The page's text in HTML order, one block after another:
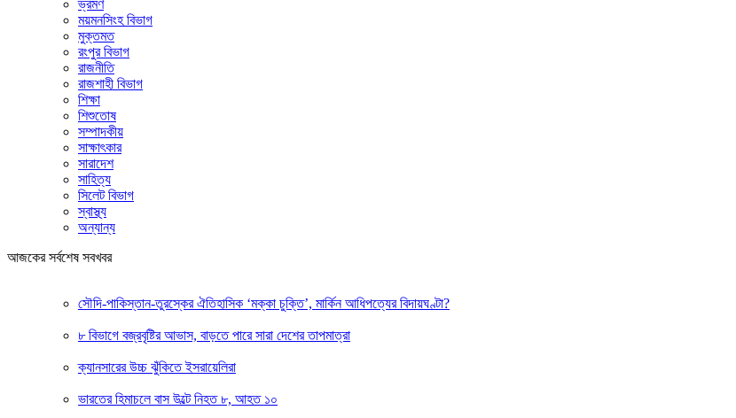
ভ্রমণ
ময়মনসিংহ বিভাগ
মুক্তমত
রংপুর বিভাগ
রাজনীতি
রাজশাহী বিভাগ
শিক্ষা
শিশুতোষ
সম্পাদকীয়
সাক্ষাৎকার
সারাদেশ
সাহিত্য
সিলেট বিভাগ
স্বাস্থ্য
অন্যান্য
আজকের সর্বশেষ সবখবর
সৌদি-পাকিস্তান-তুরস্কের ঐতিহাসিক ‘মক্কা চুক্তি’, মার্কিন আধিপত্যের বিদায়ঘণ্টা?
৮ বিভাগে বজ্রবৃষ্টির আভাস, বাড়তে পারে সারা দেশের তাপমাত্রা
ক্যানসারের উচ্চ ঝুঁকিতে ইসরায়েলিরা
ভারতের হিমাচলে বাস উল্টে নিহত ৮, আহত ১০